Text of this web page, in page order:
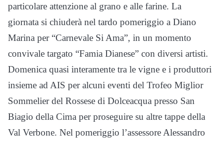
particolare attenzione al grano e alle farine. La
giornata si chiuderà nel tardo pomeriggio a Diano
Marina per “Carnevale Si Ama”, in un momento
convivale targato “Famia Dianese” con diversi artisti.
Domenica quasi interamente tra le vigne e i produttori
insieme ad AIS per alcuni eventi del Trofeo Miglior
Sommelier del Rossese di Dolceacqua presso San
Biagio della Cima per proseguire su altre tappe della
Val Verbone. Nel pomeriggio l’assessore Alessandro